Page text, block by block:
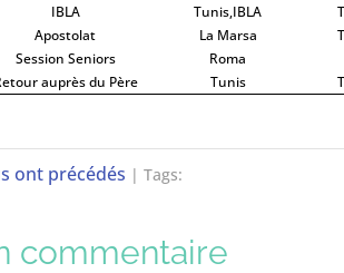
IBLA Tunis,IBLA
Apostolat La Marsa
Session Seniors
Roma
auprès du Père Tunis
ont précédés | Tags:
commentaire